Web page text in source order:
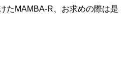
たMAMBA-R、お求めの際は是